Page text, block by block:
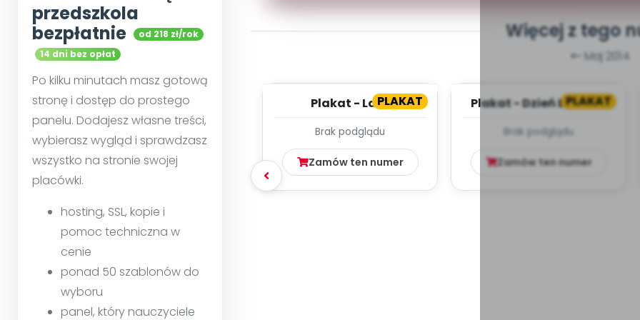
przedszkola
bezpłatnie
od 218 zł/rok
14 dni bez opłat
Po kilku minutach masz gotową
stronę i dostęp do prostego
panelu. Dodajesz własne treści,
wybierasz wygląd i sprawdzasz
wszystko na stronie swojej
placówki.
hosting, SSL, kopie i
pomoc techniczna w
cenie
ponad 50 szablonów do
wyboru
panel, który nauczyciele
Więcej z tego
Maj 2014
PLAKAT
Plakat - Lato
Brak podglądu
Zamów ten numer
PLAKAT
Plakat - Dzień Dziecka
Brak podglądu
Zamów ten numer